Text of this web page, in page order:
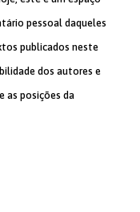
pessoal daqueles
publicados neste
dos autores e
as posições da